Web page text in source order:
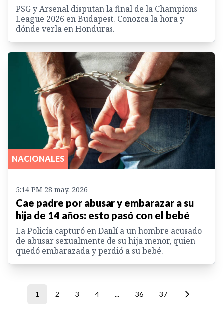
PSG y Arsenal disputan la final de la Champions
League 2026 en Budapest. Conozca la hora y
dónde verla en Honduras.
NACIONALES
5:14 PM 28 may. 2026
Cae padre por abusar y embarazar a su
hija de 14 años: esto pasó con el bebé
La Policía capturó en Danlí a un hombre acusado
de abusar sexualmente de su hija menor, quien
quedó embarazada y perdió a su bebé.
1 2 3 4 ... 36 37